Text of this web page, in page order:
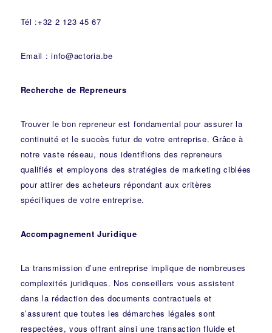
Tél :+32 2 123 45 67
Email : info@actoria.be
Recherche de Repreneurs
Trouver le bon repreneur est fondamental pour assurer la
continuité et le succès futur de votre entreprise. Grâce à
notre vaste réseau, nous identifions des repreneurs
qualifiés et employons des stratégies de marketing ciblées
pour attirer des acheteurs répondant aux critères
spécifiques de votre entreprise.
Accompagnement Juridique
La transmission d’une entreprise implique de nombreuses
complexités juridiques. Nosconseillers vous assistent
dans la rédaction des documents contractuels et
s’assurent que toutes les démarches légales sont
respectées, vous offrant ainsi une transaction fluide et